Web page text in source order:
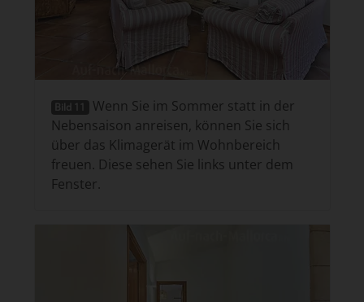
Bild 11
Wenn Sie im Sommer statt in der
Nebensaison anreisen, können Sie sich
über das Klimagerät im Wohnbereich
freuen. Diese sehen Sie links unter dem
Fenster.